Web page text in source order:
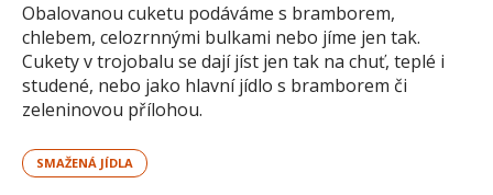
Obalovanou cuketu podáváme s bramborem,
chlebem, celozrnnými bulkami nebo jíme jen tak.
Cukety v trojobalu se dají jíst jen tak na chuť, teplé i
studené, nebo jako hlavní jídlo s bramborem či
zeleninovou přílohou.
SMAŽENÁ JÍDLA